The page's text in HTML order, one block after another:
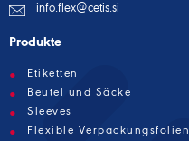
info.flex@cetis.si
Produkte
Etiketten
Beutel und Säcke
Sleeves
Flexible Verpackungsfolien